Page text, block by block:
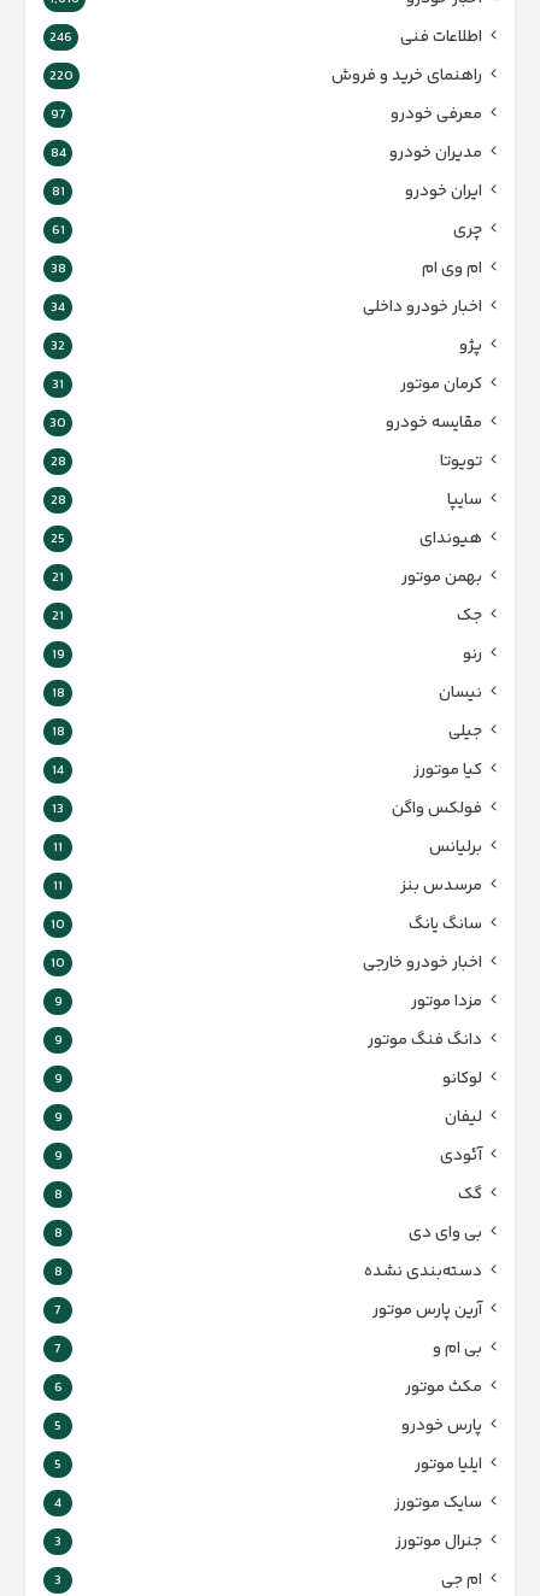
اطلاعات فنی 246
راهنمای خرید و فروش 220
معرفی خودرو 97
مدیران خودرو 84
ایران خودرو 81
چری 61
ام وی ام 38
اخبار خودرو داخلی 34
پژو 32
کرمان موتور 31
مقایسه خودرو 30
تویوتا 28
سایپا 28
هیوندای 25
بهمن موتور 21
جک 21
رنو 19
نیسان 18
جیلی 18
کیا موتورز 14
فولکس واگن 13
برلیانس 11
مرسدس بنز 11
سانگ یانگ 10
اخبار خودرو خارجی 10
مزدا موتور 9
دانگ فنگ موتور 9
لوکانو 9
لیفان 9
آئودی 9
گک 8
بی وای دی 8
دسته‌بندی نشده 8
آرین پارس موتور 7
بی ام و 7
مکث موتور 6
پارس‌ خودرو 5
ایلیا موتور 5
سایک موتورز 4
جنرال موتورز 3
ام جی 3